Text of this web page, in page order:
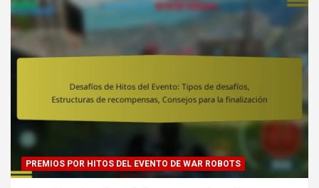
PREMIOS POR HITOS DEL EVENTO DE WAR ROBOTS